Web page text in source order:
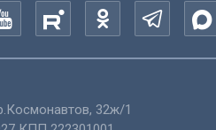
32ж/1